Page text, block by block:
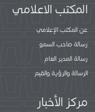
المكتب الاعلامي
عن المكتب الإعلامي
رسالة صاحب السمو
رسالة المدير العام
الرسالة والرؤية والقيم
مركز الأخبار